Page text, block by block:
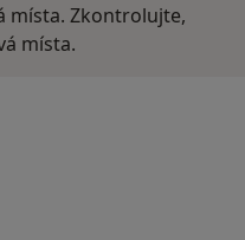
místa. Zkontrolujte,
místa.